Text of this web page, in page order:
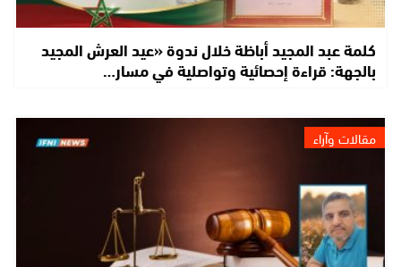
كلمة عبد المجيد أباظة خلال ندوة «عيد العرش المجيد
بالجهة: قراءة إحصائية وتواصلية في مسار…
مقالات وآراء